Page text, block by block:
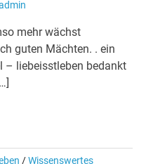
mehr wächst
guten Mächten. . ein
– liebeisstleben bedankt
/Wissenswertes